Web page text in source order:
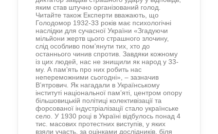
яким став штучно організований голод.
Читайте також Експерти вважають, що
Голодомор 1932-33 років має психологічні
наслідки для сучасної України «Згадуючи
мільйони жертв цього страшного злочину,
слід особливо пом’янути тих, хто до
останнього чинив спротив. Завдяки кожному
із цих людей, нас не знищили як народ у 33-
му. А пам’ять про них робить нас
непереможними сьогодні», – зазначив
В’ятрович. Як нагадали в Українському
інституті національної пам’яті, центром опору
більшовицькій політиці колективізації та
форсованої індустріалізації стало українське
село. У 1930 році в Україні відбулось понад 4
тис. масових протестних виступів, у яких
взяли участь, за оцінками дослідників, біля